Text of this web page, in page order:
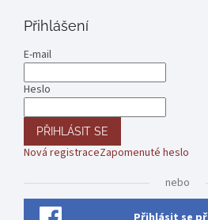
Přihlášení
E-mail
Heslo
PŘIHLÁSIT SE
Nová registraceZapomenuté heslo
nebo